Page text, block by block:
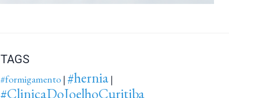
TAGS
#formigamento| #hernia|
#ClinicaDoJoelhoCuritiba